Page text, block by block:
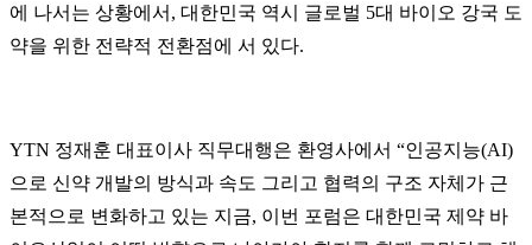
에 나서는 상황에서, 대한민국 역시 글로벌 5대 바이오 강국 도
약을 위한 전략적 전환점에 서 있다.
YTN 정재훈 대표이사 직무대행은 환영사에서 “인공지능(AI)
으로 신약 개발의 방식과 속도 그리고 협력의 구조 자체가 근
본적으로 변화하고 있는 지금, 이번 포럼은 대한민국 제약 바